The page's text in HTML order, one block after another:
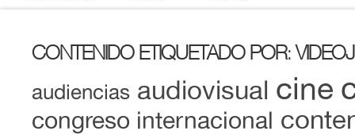
CONTENIDO ETIQUETADO POR:
audiencias audiovisual cine
congreso internacional